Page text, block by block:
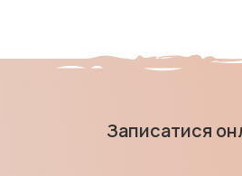
Записатися